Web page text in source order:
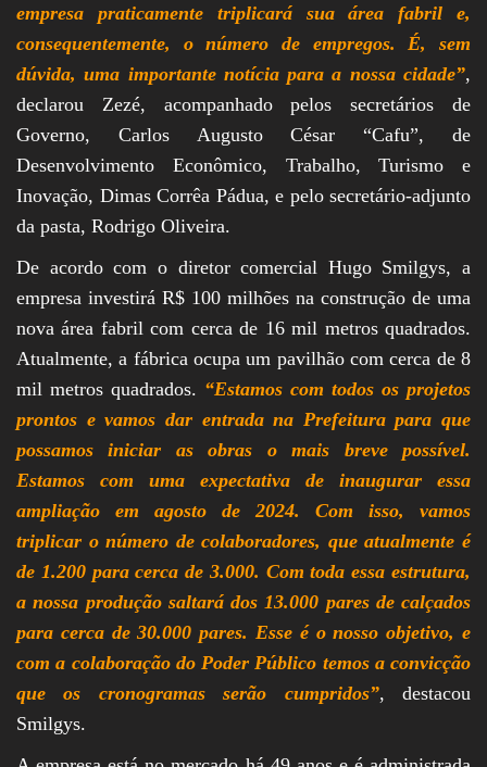
empresa praticamente triplicará sua área fabril e,
consequentemente, o número de empregos. É, sem
dúvida, uma importante notícia para a nossa cidade”,
declarou Zezé, acompanhado pelos secretários de
Governo, Carlos Augusto César “Cafu”, de
Desenvolvimento Econômico, Trabalho, Turismo e
Inovação, Dimas Corrêa Pádua, e pelo secretário-adjunto
da pasta, Rodrigo Oliveira.
De acordo com o diretor comercial Hugo Smilgys, a
empresa investirá R$ 100 milhões na construção de uma
nova área fabril com cerca de 16 mil metros quadrados.
Atualmente, a fábrica ocupa um pavilhão com cerca de 8
mil metros quadrados. “Estamos com todos os projetos
prontos e vamos dar entrada na Prefeitura para que
possamos iniciar as obras o mais breve possível.
Estamos com uma expectativa de inaugurar essa
ampliação em agosto de 2024. Com isso, vamos
triplicar o número de colaboradores, que atualmente é
de 1.200 para cerca de 3.000. Com toda essa estrutura,
a nossa produção saltará dos 13.000 pares de calçados
para cerca de 30.000 pares. Esse é o nosso objetivo, e
com a colaboração do Poder Público temos a convicção
que os cronogramas serão cumpridos”, destacou
Smilgys.